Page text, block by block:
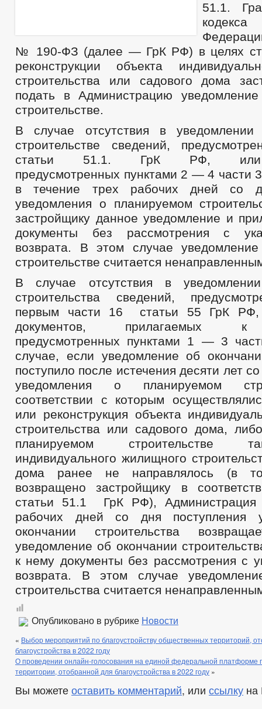
51.1.
№ 190-ФЗ (далее — ГрК РФ) в целях
реконструкции объекта
строительства или садового дома
подать в Администрацию
строительстве.
В случае отсутствия в
строительстве сведений,
статьи 51.1. ГрК РФ, или
предусмотренных пунктами 2 — 4 части
в течение трех рабочих дней со
уведомления о планируемом
застройщику данное уведомление и
документы без рассмотрения с
возврата. В этом случае
строительстве считается
В случае отсутствия в
строительства сведений,
первым части 16 статьи 55 ГрК РФ,
документов,
предусмотренных пунктами 1 — 3
случае, если уведомление об
поступило после истечения десяти лет
уведомления о планируемом
соответствии с которым
или реконструкция объекта
строительства или садового дома,
планируемом строительстве
индивидуального жилищного
дома ранее не направлялось (в
возвращено застройщику в
статьи 51.1 ГрК РФ), Администрация
рабочих дней со дня поступления
окончании строительства
уведомление об окончании
к нему документы без рассмотрения с
возврата. В этом случае
строительства считается
Опубликовано в рубрике Новости
« Выбор мероприятий по благоустройству общественных территорий,
благоустройства в 2022 году
О проведении онлайн-голосования на единой федеральной платформе
территории, отобранной для благоустройства в 2022 году »
Вы можете оставить комментарий, или ссылку на